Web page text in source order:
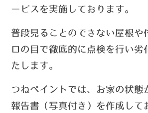
ービスを実施しております。
普段見ることのできない屋根や
ロの目で徹底的に点検を行い劣
たします。
つねペイントでは、お家の状態
報告書（写真付き）を作成して